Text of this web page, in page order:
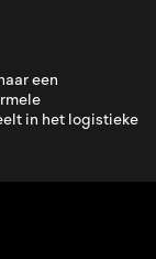
een
in het logistieke